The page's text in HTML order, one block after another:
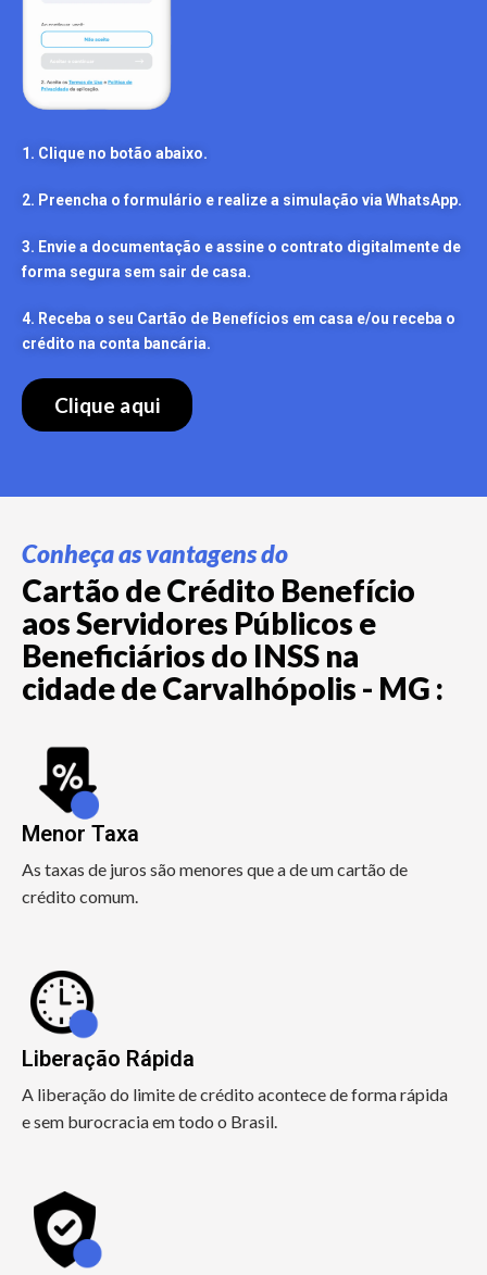
1. Clique no botão abaixo.
2. Preencha o formulário e realize a simulação via WhatsApp.
3. Envie a documentação e assine o contrato digitalmente de
forma segura sem sair de casa.
4. Receba o seu Cartão de Benefícios em casa e/ou receba o
crédito na conta bancária.
Clique aqui
Conheça as vantagens do
Cartão de Crédito Benefício
aos Servidores Públicos e
Beneficiários do INSS na
cidade de Carvalhópolis - MG :
Menor Taxa
As taxas de juros são menores que a de um cartão de
crédito comum.
Liberação Rápida
A liberação do limite de crédito acontece de forma rápida
e sem burocracia em todo o Brasil.